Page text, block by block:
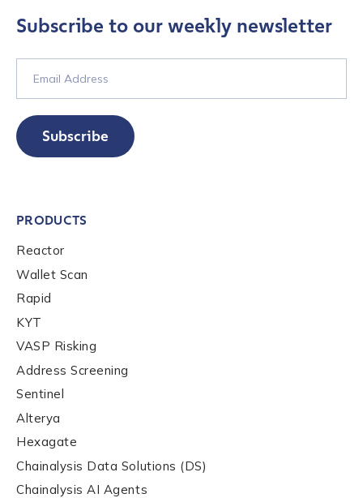
Subscribe to our weekly newsletter
Subscribe
PRODUCTS
Reactor
Wallet Scan
Rapid
KYT
VASP Risking
Address Screening
Sentinel
Alterya
Hexagate
Chainalysis Data Solutions (DS)
Chainalysis AI Agents